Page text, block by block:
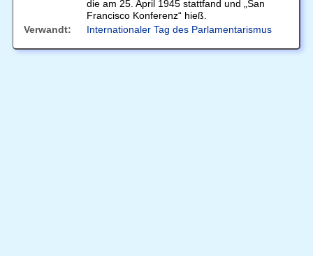
die am 25. April 1945 stattfand und „San
Francisco Konferenz“ hieß.
Verwandt:
Internationaler Tag des Parlamentarismus